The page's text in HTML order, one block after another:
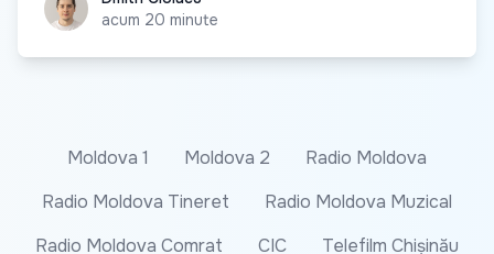
acum 20 minute
Moldova 1 Moldova 2
Radio Moldova
Radio Moldova Tineret
Radio Moldova Muzical
Radio Moldova Comrat
CIC
Telefilm Chișinău